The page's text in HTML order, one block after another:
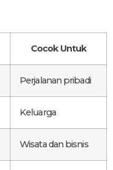
Cocok Untuk
Perjalanan pribadi
Keluarga
Wisata dan bisnis